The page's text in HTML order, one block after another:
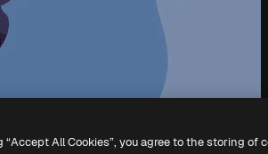
“Accept All Cookies”, you agree to the storing of